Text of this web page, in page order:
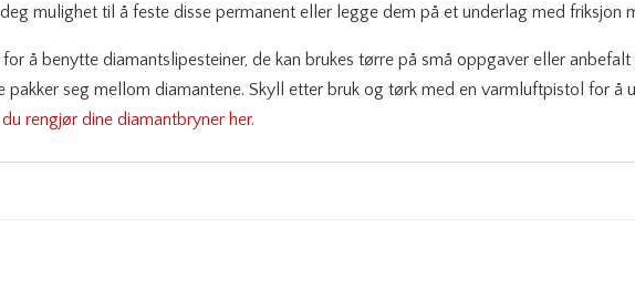
mulighet til å feste disse permanent eller legge dem på et underlag med friksjon
å benytte diamantslipesteiner, de kan brukes tørre på små oppgaver eller anbefalt
pakker seg mellom diamantene. Skyll etter bruk og tørk med en varmluftpistol for å
rengjør dine diamantbryner her.